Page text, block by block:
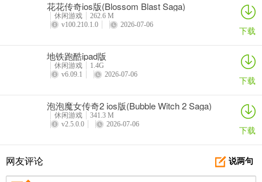
3、很受欢迎的休闲益智游戏，融合了各种变形精钢高逼格的单位形
更新日志
_ 新战争赛季
花花传奇ios版(Blossom Blast Saga)
休闲游戏
262.6 M
v100.210.1.0
2026-07-06 下载
地铁跑酷ipad版
休闲游戏
1.4G
v6.09.1
2026-07-06 下载
泡泡魔女传奇2 ios版(Bubble Witch 2 Saga)
休闲游戏
341.3 M
v2.5.0.0
2026-07-06 下载
说两句
网友评论